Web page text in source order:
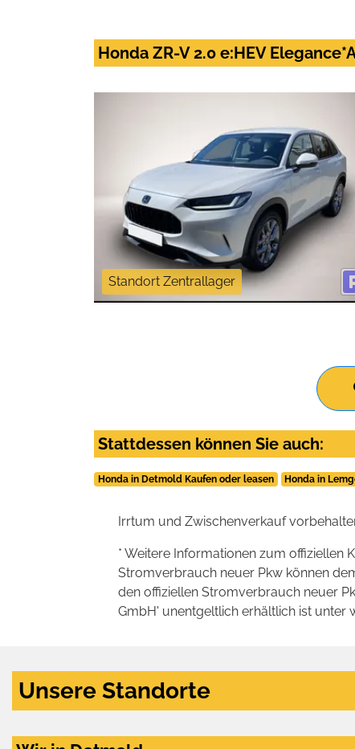
Honda ZR-V 2.0 e:HEV
Standort Zentrallager
Stattdessen können Sie auch:
Honda in Detmold Kaufen oder leasen Honda in
Irrtum und Zwischenverkauf
* Weitere Informationen zum offiziellen
Stromverbrauch neuer Pkw können
den offiziellen Stromverbrauch neuer
GmbH' unentgeltlich erhältlich ist unter
Unsere Standorte